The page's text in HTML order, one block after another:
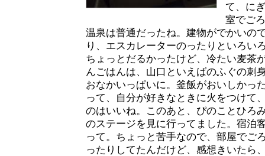
て、に
室でご
温泉は普通だったね。建物がでかいの
り、エスカレーターのったりといろい
ちょっとだるかったけど、冷たい麦茶
んごはんは、山口といえばのふぐの刺
おなかいっぱいに。釜飯がおいしかっ
って、自分が好きなときに火をつけて
のはいいね。このあと、ぴのことひろ
のステージを見に行ってました。宿泊
って。ちょっと苦手なので、部屋でご
ったりしてたんだけど、感想きいたら